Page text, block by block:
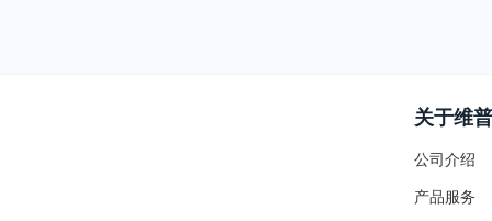
关于维普
公司介绍
产品服务